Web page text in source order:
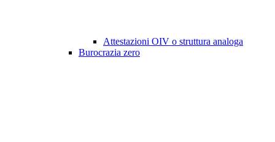
Attestazioni OIV o struttura analoga
Burocrazia zero